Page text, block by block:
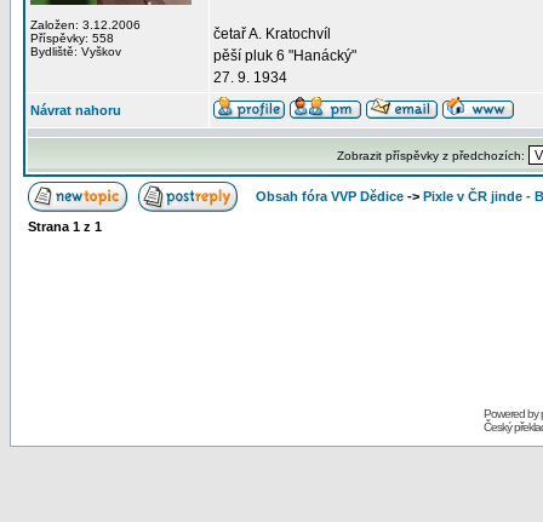
Založen: 3.12.2006
Příspěvky: 558
Bydliště: Vyškov
četař A. Kratochvíl
pěší pluk 6 "Hanácký"
27. 9. 1934
Návrat nahoru
Zobrazit příspěvky z předchozích:
Obsah fóra VVP Dědice -> Pixle v ČR jinde -
Strana 1 z 1
Powered by
Český